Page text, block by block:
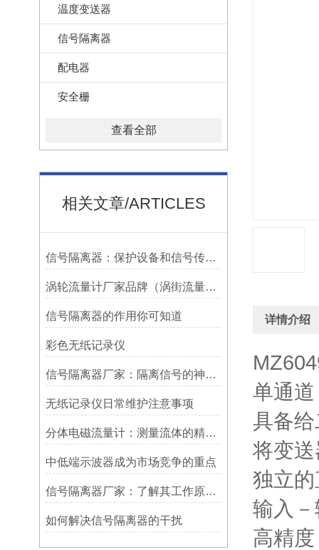
温度变送器
信号隔离器
配电器
安全栅
查看全部
相关文章/ARTICLES
信号隔离器：保护设备和信号传输的关键工具
涡轮流量计厂家品牌（涡街流量计厂家哪个好）
信号隔离器的作用你可知道
彩色无纸记录仪
信号隔离器厂家：隔离信号的神奇之选
无纸记录仪日常维护注意事项
分体电磁流量计：测量流体的精确利器
中低端示波器成为市场竞争的重点
信号隔离器厂家：了解其工作原理，挑选适合的型号
如何解决信号隔离器的干扰
详情介绍
单通
具备
将变
独立
输入
高精